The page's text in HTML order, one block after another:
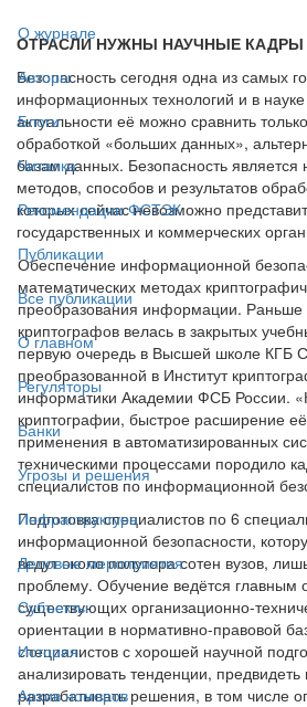
О журнале
Авторы
Блоги
Читалка
Рекомендации ФСТЭК
Публикации
Все публикации
О главном
Регуляторы
Банки
Угрозы и решения
Инфраструктура
Деловые мероприятия
Субъекты
История
Архив номеров
ОТРАСЛИ НУЖНЫ НАУЧНЫЕ КАДРЫ
Безопасность сегодня одна из самых
информационных технологий и в
актуальности её можно сравнить
обработкой «больших данных»,
базам данных. Безопасность
методов, способов и результатов
которых сейчас невозможно
государственных и коммерческих
Обеспечение информационной
математических методах
преобразования информации. Раньше
криптографов велась в закрытых
первую очередь в Высшей школе КГБ
преобразованной в Институт
информатики Академии ФСБ России.
криптографии, быстрое расширение
применения в автоматизированных
техническими процессами породило
специалистов по информационной
Подготовка специалистов по 6
информационной безопасности,
ведут около полутора сотен вузов,
проблему. Обучение ведётся
существующих организационно-
ориентации в нормативно-правовой
специалистов с хорошей научной
анализировать тенденции,
разрабатывать решения, в том числе